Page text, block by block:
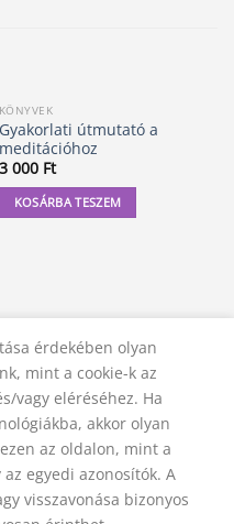
KÖNYVEK
Gyakorlati útmutató a
meditációhoz
3 000 Ft
KOSÁRBA TESZEM
NYILATKOZAT
ÁSZF
FELTÉTELEK
9000 Kft.
érdekében olyan
mint a cookie-k az
vagy eléréséhez. Ha
akkor olyan
az oldalon, mint a
egyedi azonosítók. A
visszavonása bizonyos